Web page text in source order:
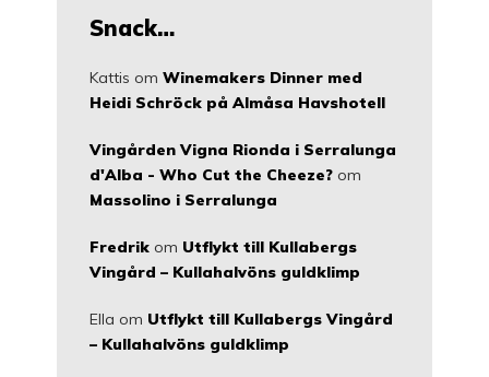
Snack…
Kattis om Winemakers Dinner med
Heidi Schröck på Almåsa Havshotell
Vingården Vigna Rionda i Serralunga
d'Alba - Who Cut the Cheeze? om
Massolino i Serralunga
Fredrik om Utflykt till Kullabergs
Vingård – Kullahalvöns guldklimp
Ella om Utflykt till Kullabergs Vingård
– Kullahalvöns guldklimp